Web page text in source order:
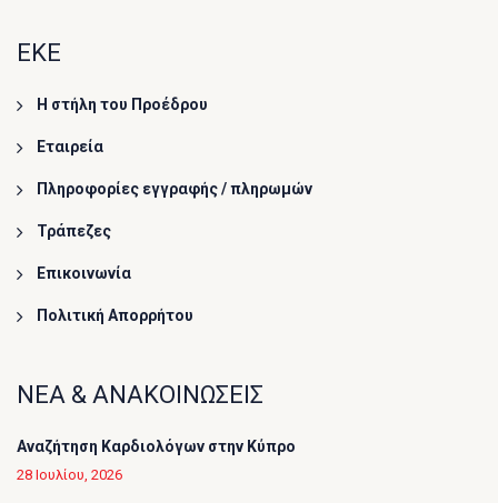
ΕΚΕ
Η στήλη του Προέδρου
Εταιρεία
Πληροφορίες εγγραφής / πληρωμών
Τράπεζες
Επικοινωνία
Πολιτική Απορρήτου
ΝΕΑ & ΑΝΑΚΟΙΝΩΣΕΙΣ
Αναζήτηση Καρδιολόγων στην Κύπρο
28 Ιουλίου, 2026